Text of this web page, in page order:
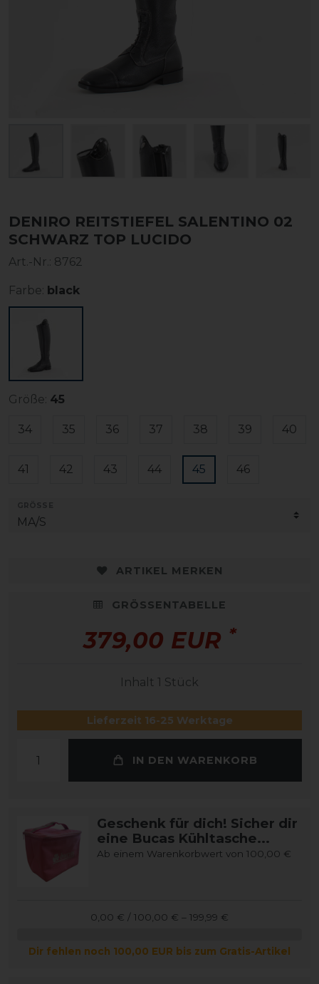
DENIRO REITSTIEFEL SALENTINO 02
SCHWARZ TOP LUCIDO
Art.-Nr.: 8762
Farbe: black
Größe: 45
34 35 36 37 38 39 40
41 42 43 44 45 46
ARTIKEL MERKEN
GRÖSSENTABELLE
379,00 EUR *
Inhalt 1 Stück
Lieferzeit 16-25 Werktage
IN DEN WARENKORB
Geschenk für dich! Sicher dir
eine Bucas Kühltasche...
Ab einem Warenkorbwert von 100,00 €
0,00 € / 100,00 € – 199,99 €
Dir fehlen noch 100,00 EUR bis zum Gratis-Artikel